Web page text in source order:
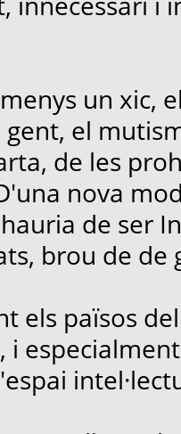
un xic,
el
de les
nova
de ser
brou de de
els països
i